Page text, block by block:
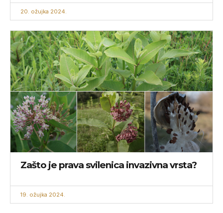
20. ožujka 2024.
Zašto je prava svilenica invazivna vrsta?
19. ožujka 2024.